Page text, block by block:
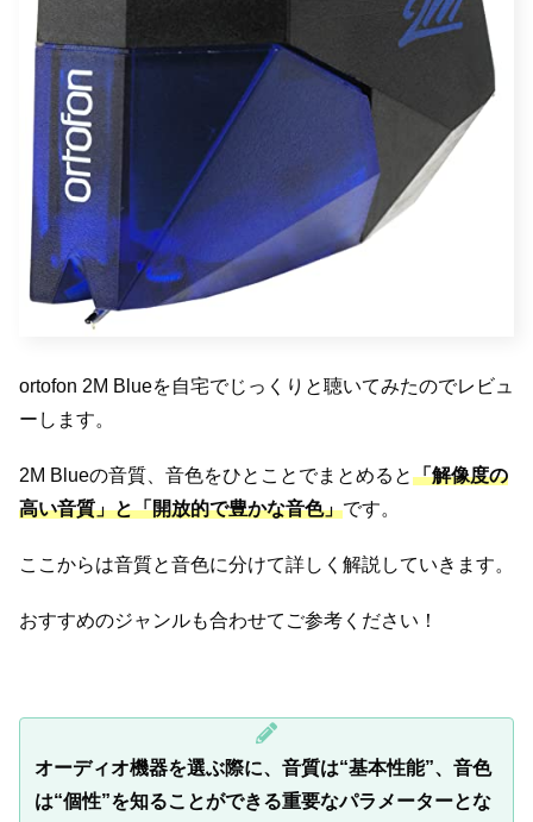
ortofon 2M Blueを自宅でじっくりと聴いてみたのでレビュ
ーします。
2M Blueの音質、音色をひとことでまとめると「解像度の
高い音質」と「開放的で豊かな音色」です。
ここからは音質と音色に分けて詳しく解説していきます。
おすすめのジャンルも合わせてご参考ください！
オーディオ機器を選ぶ際に、音質は“基本性能”、音色
は“個性”を知ることができる重要なパラメーターとな